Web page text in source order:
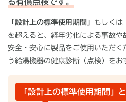
る有償点検です。
「設計上の標準使用期間」 もしくは
を超えると、経年劣化による事故や
安全・安心に製品をご使用いただく
う給湯機器の健康診断（点検）をお
「設計上の標準使用期間」